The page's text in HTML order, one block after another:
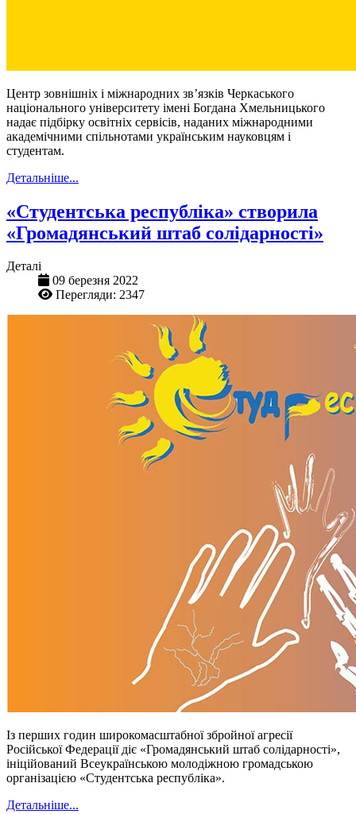
Центр зовнішніх і міжнародних зв’язків Черкаського
національного університету імені Богдана Хмельницького
надає підбірку освітніх сервісів, наданих міжнародними
академічними спільнотами українським науковцям і
студентам.
Детальніше...
«Студентська республіка» створила
«Громадянський штаб солідарності»
Деталі
09 березня 2022
Перегляди: 2347
Із перших годин широкомасштабної збройної агресії
Російської Федерації діє «Громадянський штаб солідарності»,
ініційований Всеукраїнською молодіжною громадською
організацією «Студентська республіка».
Детальніше...